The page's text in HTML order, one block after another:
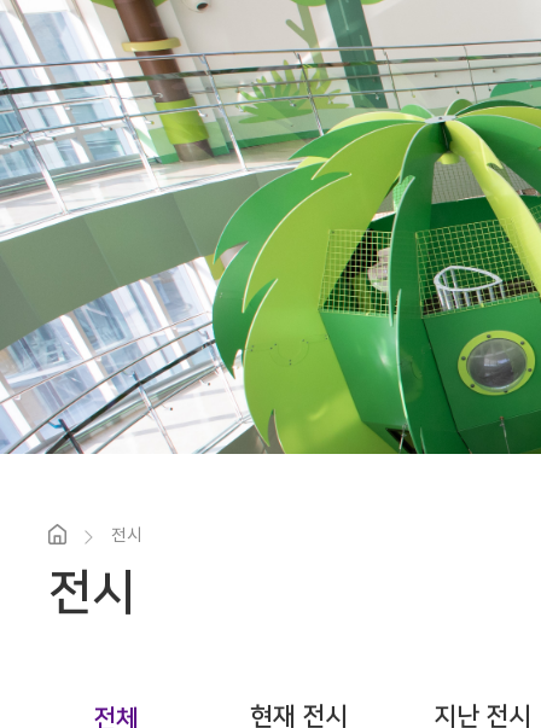
전시
전시
전체 현재 전시 지난 전시